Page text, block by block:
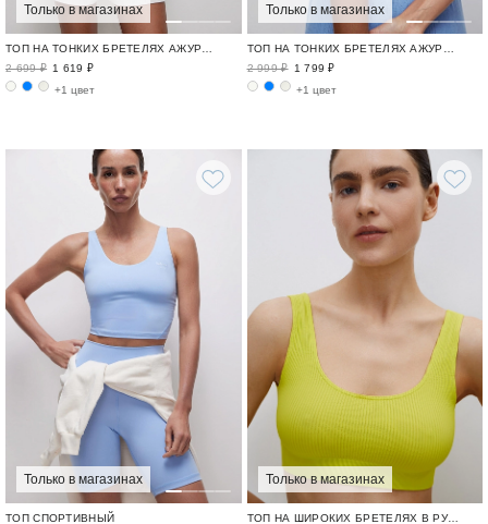
Только в магазинах
2 699 ₽ 1 619 ₽
+1 цвет
Только в магазинах
2 999 ₽ 1 799 ₽
+1 цвет
Только в магазинах
ТОП СПОРТИВНЫЙ
Только в магазинах
ТОП НА ШИРОКИХ БРЕТЕЛЯХ В РУБЧИК